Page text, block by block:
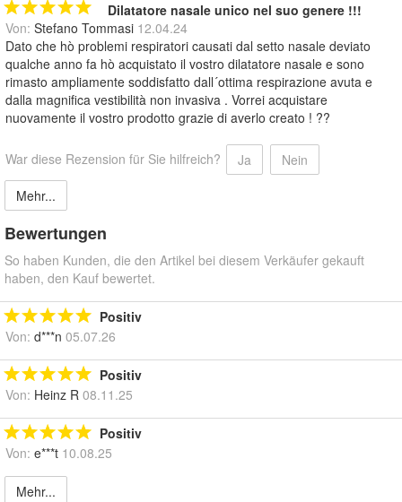
Dilatatore nasale unico nel suo genere !!!
Von: Stefano Tommasi 12.04.24
Dato che hò problemi respiratori causati dal setto nasale deviato
qualche anno fa hò acquistato il vostro dilatatore nasale e sono
rimasto ampliamente soddisfatto dall´ottima respirazione avuta e
dalla magnifica vestibilità non invasiva . Vorrei acquistare
nuovamente il vostro prodotto grazie di averlo creato ! ??
War diese Rezension für Sie hilfreich? Ja
Nein
Mehr...
Bewertungen
So haben Kunden, die den Artikel bei diesem Verkäufer gekauft
haben, den Kauf bewertet.
Positiv
Von: d***n 05.07.26
Positiv
Von: Heinz R 08.11.25
Positiv
Von: e***t 10.08.25
Mehr...